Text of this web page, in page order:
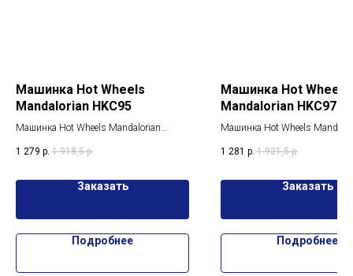
Машинка Hot Wheels
Mandalorian HKC95
Машинка Hot Wheels Mandalorian
качество и стиль для поклонников
1 279 р. 1 918,5 р.
Заказать
Подробнее
Машинка Hot Wheels
Mandalorian HKC97.
Машинка Hot Wheels
1 281 р. 1 921,5 р.
Заказать
Подробнее